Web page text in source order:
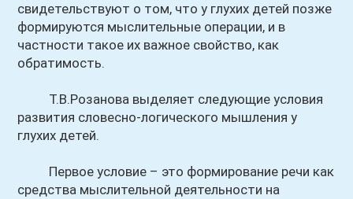
свидетельствуют о том, что у глухих детей позже
формируются мыслительные операции, и в
частности такое их важное свойство, как
обратимость.
Т.В.Розанова выделяет следующие условия
развития словесно-логического мышления у
глухих детей.
Первое условие – это формирование речи как
средства мыслительной деятельности на